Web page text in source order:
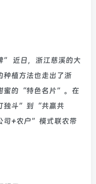
” 近日，浙江慈溪的大
植方法也走出了浙
蜜的“特色名片”。在
独斗”到“共赢共
司+农户”模式联农带